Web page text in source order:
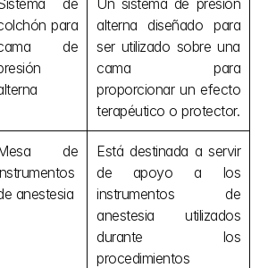
de
para
de
Un sistema de presión
alterna diseñado para
ser utilizado sobre una
cama para
proporcionar un efecto
terapéutico o protector.
de
anestesia
Está destinada a servir
de apoyo a los
instrumentos de
anestesia utilizados
durante los
procedimientos